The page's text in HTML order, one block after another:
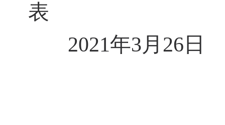
表
2021年3月26 日